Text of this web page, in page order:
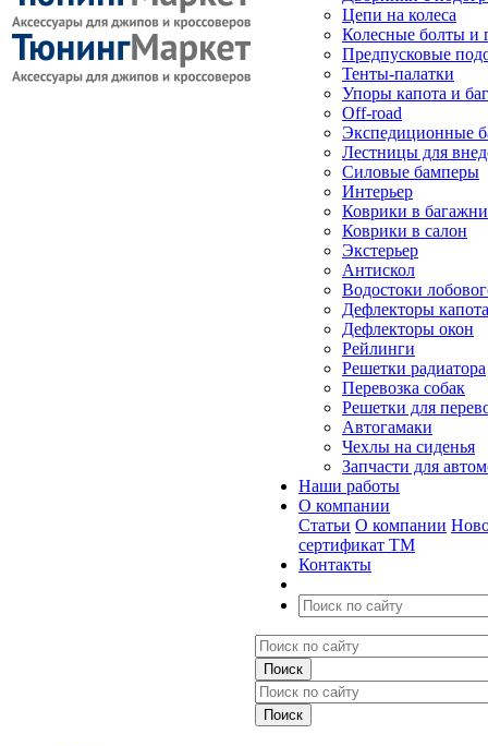
Цепи на колеса
Колесные болты и
Предпусковые
Тенты-палатки
Упоры капота и
Off-road
Экспедиционные
Лестницы для
Силовые бамперы
Интерьер
Коврики в
Коврики в салон
Экстерьер
Антискол
Водостоки
Дефлекторы капота
Дефлекторы окон
Рейлинги
Решетки радиатора
Перевозка собак
Решетки для
Автогамаки
Чехлы на сиденья
Запчасти для
Наши работы
О компании
Статьи О компании
сертификат ТМ
Контакты